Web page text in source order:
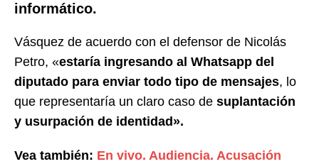
informático.
Vásquez de acuerdo con el defensor de Nicolás
Petro, «estaría ingresando al Whatsapp del
diputado para enviar todo tipo de mensajes, lo
que representaría un claro caso de suplantación
y usurpación de identidad».
Vea también: En vivo. Audiencia. Acusación